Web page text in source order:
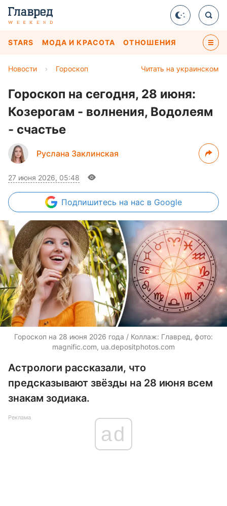
STARS МОДА И КРАСОТА ОТНОШЕНИЯ
Читать на украинском
Новости › Гороскоп
Гороскоп на сегодня, 28 июня:
Козерогам - волнения, Водолеям
- счастье
Руслана Заклинская
27 июня 2026, 05:48
Подпишитесь на нас в Google
Гороскоп на 28 июня 2026 года / Коллаж: Главред, фото:
magnific.com, ua.depositphotos.com
Астрологи рассказали, что
предсказывают звёзды на 28 июня всем
знакам зодиака.
Реклама
ad